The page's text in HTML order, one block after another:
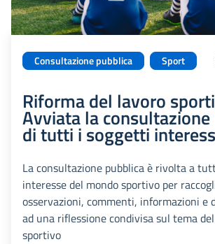
Consultazione pubblica Sport
Riforma del lavoro
Avviata la
di tutti i soggetti
La consultazione pubblica è rivolta a
interesse del mondo sportivo per
osservazioni, commenti, informazioni e
ad una riflessione condivisa sul tema
sportivo